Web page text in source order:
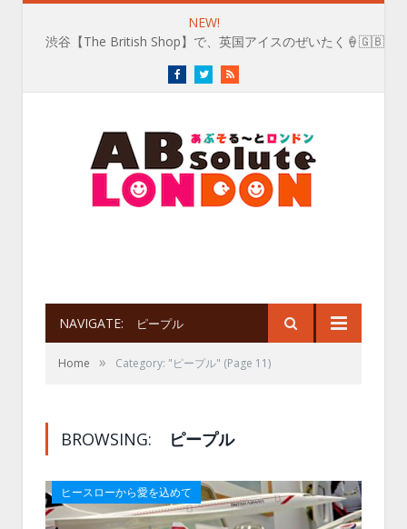
NEW!
渋谷【The British Shop】で、英国アイスのぜいたく🍦🇬🇧
FacebookTwitterRSS
NAVIGATE: ピープル
Home » Category: "ピープル" (Page 11)
BROWSING: ピープル
ヒースローから愛を込めて